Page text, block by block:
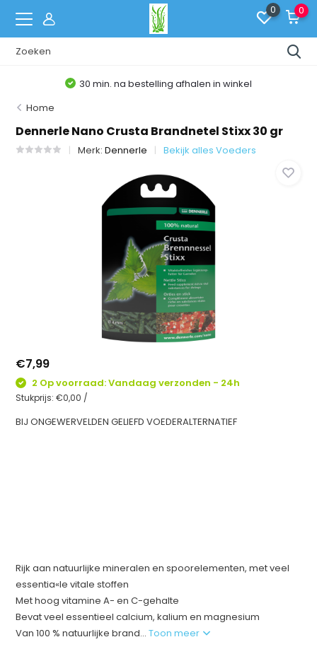
0 0
30 min. na bestelling afhalen in winkel
Home
Dennerle Nano Crusta Brandnetel Stixx 30 gr
Merk:Dennerle Bekijk alles Voeders
€7,99
2 Op voorraad: Vandaag verzonden - 24h
Stukprijs:€0,00 /
BIJ ONGEWERVELDEN GELIEFD VOEDERALTERNATIEF
Rijk aan natuurlijke mineralen en spoorelementen, met veel
essentia«le vitale stoffen
Met hoog vitamine A- en C-gehalte
Bevat veel essentieel calcium, kalium en magnesium
Van 100 % natuurlijke brand...Toon meer